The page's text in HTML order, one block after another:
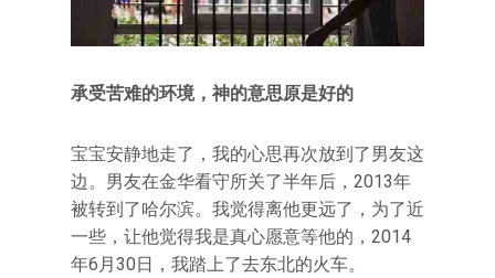
承受苦难的环境，神的意思原是好的
宝宝安静地走了，我的心思再次放到了男友这
边。男友在金华看守所关了半年后，2013年
被转到了哈尔滨。我觉得离他更远了，为了近
一些，让他觉得我是真心愿意等他的，2014
年6月30日，我踏上了去东北的火车。